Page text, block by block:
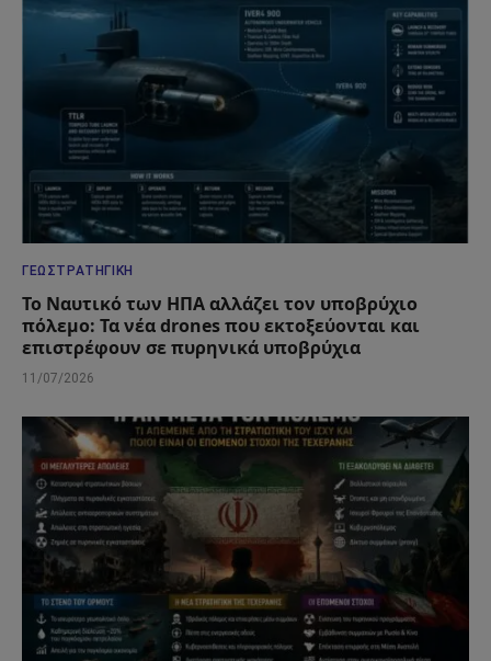
ΓΕΩΣΤΡΑΤΗΓΙΚΉ
Το Ναυτικό των ΗΠΑ αλλάζει τον υποβρύχιο
πόλεμο: Τα νέα drones που εκτοξεύονται και
επιστρέφουν σε πυρηνικά υποβρύχια
11/07/2026